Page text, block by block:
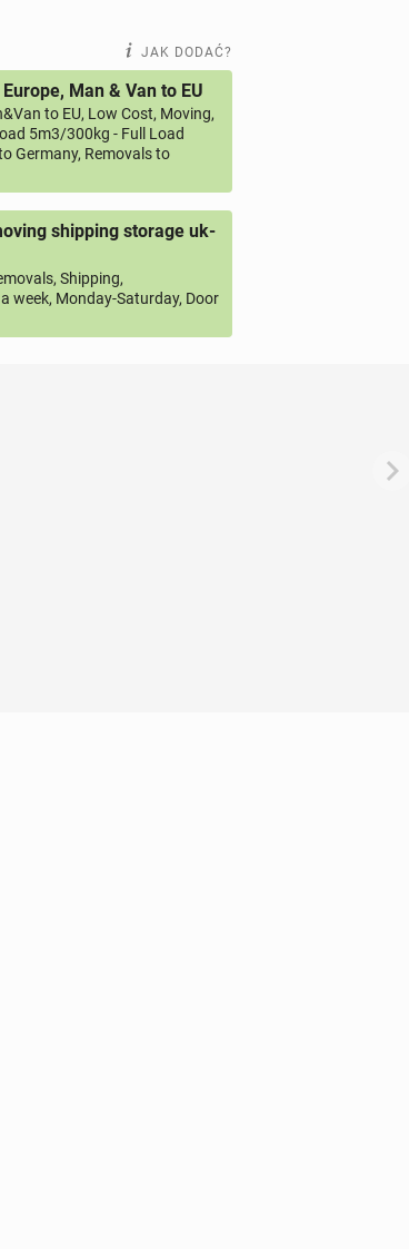
JAK DODAĆ?
Man & Van to EU
to EU, Low Cost, Moving,
5m3/300kg - Full Load
Germany, Removals to
shipping storage uk-
Shipping,
week, Monday-Saturday, Door